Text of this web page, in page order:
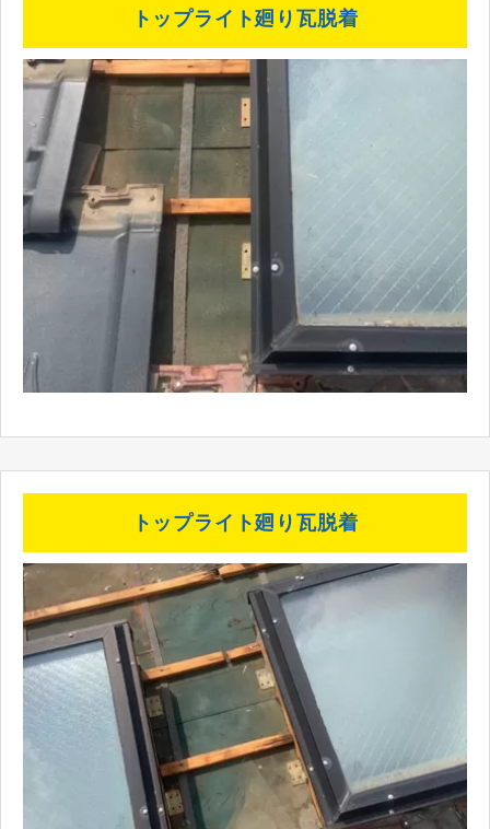
トップライト廻り瓦脱着
トップライト廻り瓦脱着